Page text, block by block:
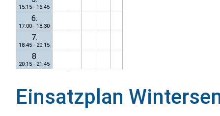
15:15 - 16:45
6.
17:00 - 18:30
7.
18:45 - 20:15
8
20:15 - 21:45
Einsatzplan